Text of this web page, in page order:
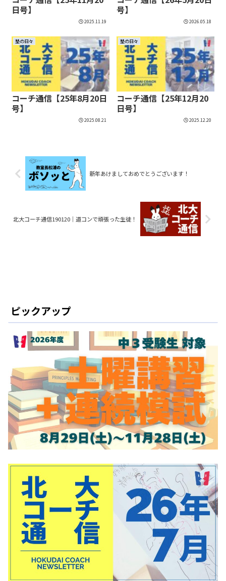
日号】
2025.11.19
号】
2026.05.18
塾の日々
コーチ通信【25年8月20日
号】
2025.08.21
塾の日々
コーチ通信【25年12月20
日号】
2025.12.20
新年あけましておめでとうございます！
北大コーチ通信190120│道コンで頑張った生徒！
ピックアップ